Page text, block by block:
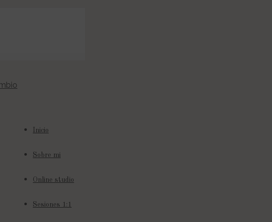
Inicio
Sobre mi
Online studio
Sesiones 1:1